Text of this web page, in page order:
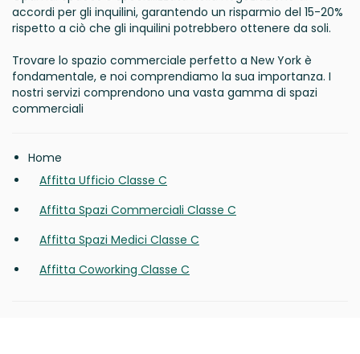
accordi per gli inquilini, garantendo un risparmio del 15-20%
rispetto a ciò che gli inquilini potrebbero ottenere da soli.
Trovare lo spazio commerciale perfetto a New York è
fondamentale, e noi comprendiamo la sua importanza. I
nostri servizi comprendono una vasta gamma di spazi
commerciali
Home
Affitta Ufficio Classe C
Affitta Spazi Commerciali Classe C
Affitta Spazi Medici Classe C
Affitta Coworking Classe C